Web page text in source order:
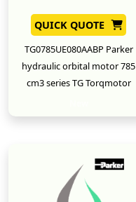
QUICK QUOTE
TG0785UE080AABP Parker
hydraulic orbital motor 785
cm3 series TG Torqmotor